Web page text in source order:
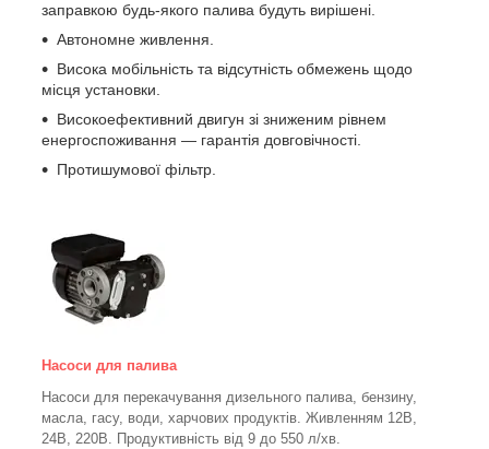
заправкою будь-якого палива будуть вирішені.
Автономне живлення.
Висока мобільність та відсутність обмежень щодо
місця установки.
Високоефективний двигун зі зниженим рівнем
енергоспоживання — гарантія довговічності.
Протишумової фільтр.
Насоси для палива
Насоси для перекачування дизельного палива, бензину,
масла, гасу, води, харчових продуктів. Живленням 12В,
24В, 220В. Продуктивність від 9 до 550 л/хв.